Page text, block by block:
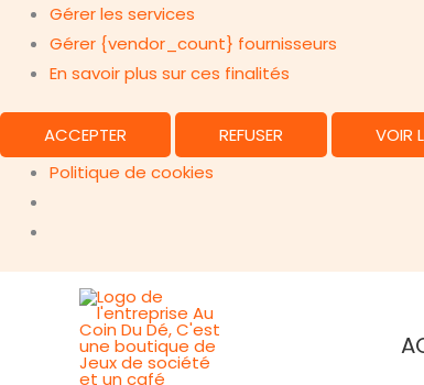
Gérer les services
Gérer {vendor_count} fournisseurs
En savoir plus sur ces finalités
ACCEPTER REFUSER VOIR
Politique de cookies